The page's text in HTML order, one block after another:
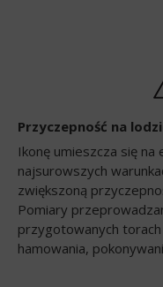
Przyczepność na
Ikonę umieszcza się
najsurowszych
zwiększoną
Pomiary
przygotowanych
hamowania,